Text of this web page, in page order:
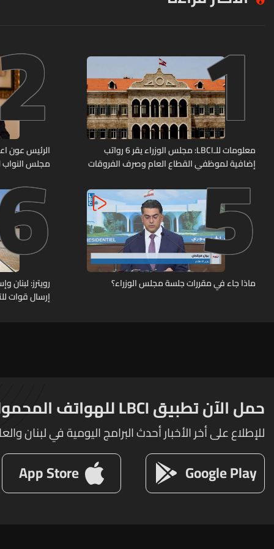
1
معلومات للـLBCI: مجلس الوزراء يقر 6 رواتب
إضافية لموظفي القطاع العام وصرف الفروقات
الرئيس عون
مجلس النواب
5
ماذا جاء في مقررات جلسة مجلس الوزراء؟
رويترز:
إرسال قوات
حمل الآن تطبيق LBCI للهواتف المحمولة
للإطلاع على أخر الأخبار أحدث البرامج اليومية في لبنان
Google Play
App Store